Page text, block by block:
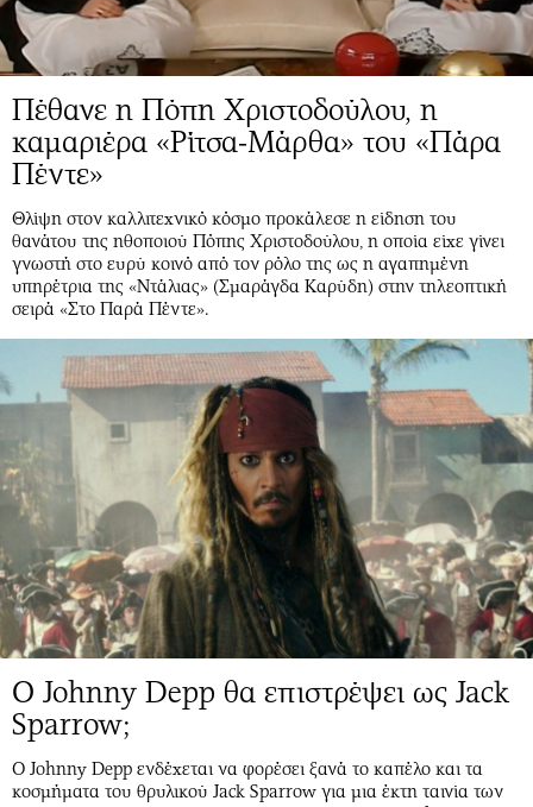
Πέθανε η Πόπη Χριστοδούλου, η
καμαριέρα «Ρίτσα-Μάρθα» του «Πάρα
Πέντε»
Θλίψη στον καλλιτεχνικό κόσμο προκάλεσε η είδηση του
θανάτου της ηθοποιού Πόπης Χριστοδούλου, η οποία είχε γίνει
γνωστή στο ευρύ κοινό από τον ρόλο της ως η αγαπημένη
υπηρέτρια της «Ντάλιας» (Σμαράγδα Καρύδη) στην τηλεοπτική
σειρά «Στο Παρά Πέντε».
Ο Johnny Depp θα επιστρέψει ως Jack
Sparrow;
Ο Johnny Depp ενδέχεται να φορέσει ξανά το καπέλο και τα
κοσμήματα του θρυλικού Jack Sparrow για μια έκτη ταινία των